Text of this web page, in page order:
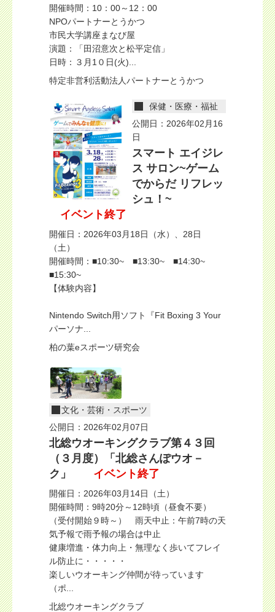
開催時間：10：00～12：00
NPOパートナーとうかつ
市民大学講座まなび屋
演題：「田沼意次と松平定信」
日時：３月1０日(火)...
特定非営利活動法人パートナーとうかつ
保健・医療・福祉
公開日：2026年02月16
日
スマート エイジレ
ス サロン~ゲーム
でからだ リフレッ
シュ！~
イベント終了
開催日：2026年03月18日（水）、28日
（土）
開催時間：■10:30~ ■13:30~ ■14:30~
■15:30~
【体験内容】
Nintendo Switch用ソフト『Fit Boxing 3 Your
パーソナ...
柏の葉eスポーツ研究会
文化・芸術・スポーツ
公開日：2026年02月07日
北総ウオーキングクラブ第４３回
（３月度）「北総さんぽウオ－
ク」
イベント終了
開催日：2026年03月14日（土）
開催時間：9時20分～12時頃（昼食不要）
（受付開始９時～） 雨天中止：午前7時の天
気予報で雨予報の場合は中止
健康増進・体力向上・無理なく歩いてフレイ
ル防止に・・・・・
楽しいウオーキング仲間が待っています
（ポ...
北総ウオーキングクラブ